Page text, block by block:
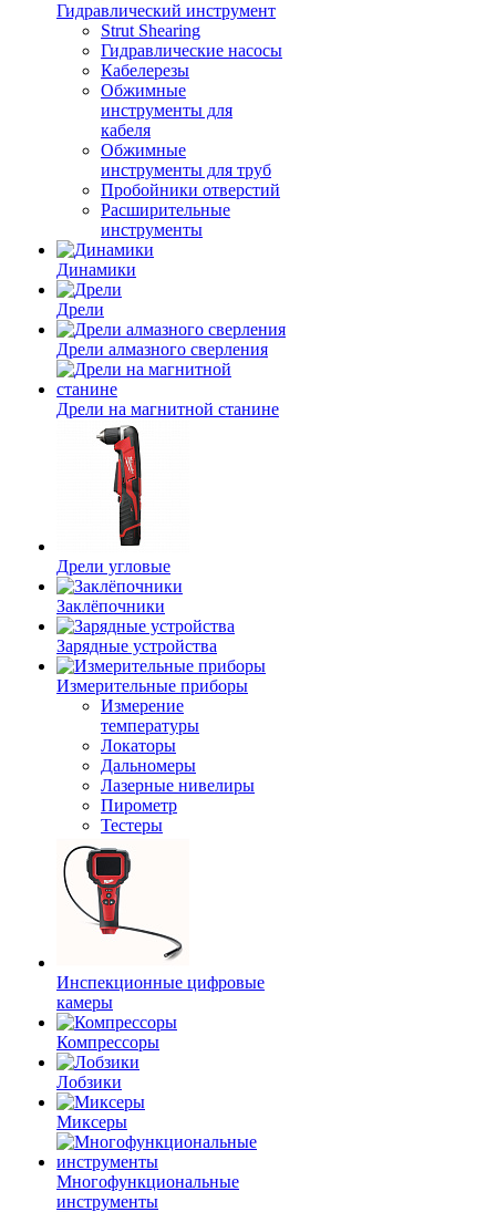
Гидравлический инструмент
Strut Shearing
Гидравлические насосы
Кабелерезы
Обжимные
инструменты для
кабеля
Обжимные
инструменты для труб
Пробойники отверстий
Расширительные
инструменты
Динамики
Дрели
Дрели алмазного сверления
Дрели на магнитной станине
Дрели угловые
Заклёпочники
Зарядные устройства
Измерительные приборы
Измерение
температуры
Локаторы
Дальномеры
Лазерные нивелиры
Пирометр
Тестеры
Инспекционные цифровые
камеры
Компрессоры
Лобзики
Миксеры
Многофункциональные
инструменты